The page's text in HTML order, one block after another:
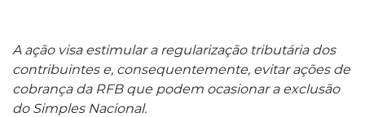
A ação visa estimular a regularização tributária dos
contribuintes e, consequentemente, evitar ações de
cobrança da RFB que podem ocasionar a exclusão
do Simples Nacional.